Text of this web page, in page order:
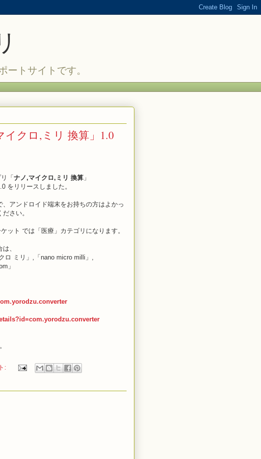
ートサイトです。
イクロ,ミリ 換算」1.0
「 ナノ,マイクロ,ミリ 換算 」
をリリースしました。
、アンドロイド端末をお持ちの方はよかっ
さい。
ット では「医療」カテゴリになります。
、
ロ ミリ」,「nano micro milli」,
」
: